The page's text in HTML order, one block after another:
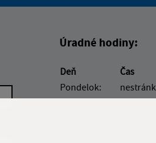
Úradné hodiny:
Deň
Čas
Pondelok: